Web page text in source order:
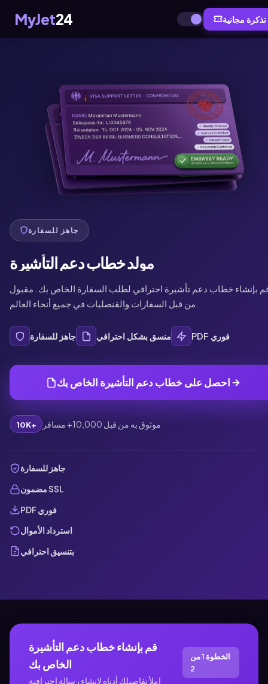
MyJet24 تذكرة مجانية
جاهز للسفارة
مولد خطاب دعم التأشيرة
بإنشاء خطاب دعم تأشيرة احترافي لطلب السفارة الخاص بك. مقبول
جاهز للسفارة منسق بشكل احترافي PDF فوري
احصل على خطاب دعم التأشيرة الخاص بك
10K+ موثوق به من قبل 10,000+ مسافر
جاهز للسفارة
مضمون SSL
PDF فوري
استرداد الأموال
بتنسيق احترافي
قم بإنشاء خطاب دعم التأشيرة
الخاص بك
املأ تفاصيلك أدناه لإنشاء رسالة احترافية
الخطوة 1 من
2